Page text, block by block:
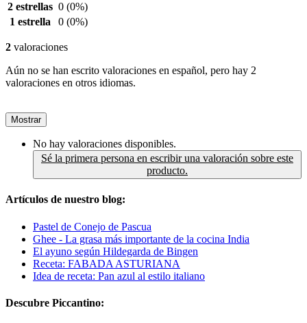
2 estrellas 0 (0%)
1 estrella
0 (0%)
2 valoraciones
Aún no se han escrito valoraciones en español, pero hay 2
valoraciones en otros idiomas.
Mostrar
No hay valoraciones disponibles.
Sé la primera persona en escribir una valoración sobre este
producto.
Artículos de nuestro blog:
Pastel de Conejo de Pascua
Ghee - La grasa más importante de la cocina India
El ayuno según Hildegarda de Bingen
Receta: FABADA ASTURIANA
Idea de receta: Pan azul al estilo italiano
Descubre Piccantino: